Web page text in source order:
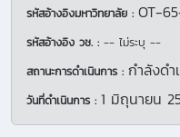
รหัสอ้างอิงมหาวิทยาลัย : OT-
รหัสอ้างอิง วช. : -- ไม่ระบุ --
สถานะการดำเนินการ : กำลังดำ
วันที่ดำเนินการ : 1 มิถุนายน